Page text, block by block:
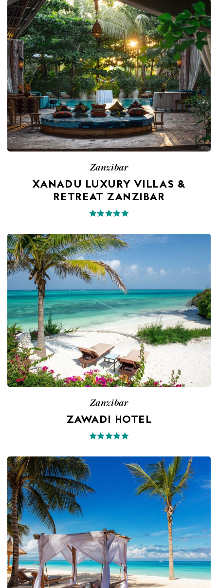
Zanzibar
XANADU LUXURY VILLAS &
RETREAT ZANZIBAR
Zanzibar
ZAWADI HOTEL